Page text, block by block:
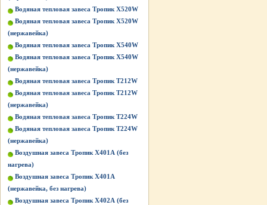
Водяная тепловая завеса Тропик X520W
Водяная тепловая завеса Тропик X520W
(нержавейка)
Водяная тепловая завеса Тропик X540W
Водяная тепловая завеса Тропик X540W
(нержавейка)
Водяная тепловая завеса Тропик Т212W
Водяная тепловая завеса Тропик Т212W
(нержавейка)
Водяная тепловая завеса Тропик Т224W
Водяная тепловая завеса Тропик Т224W
(нержавейка)
Воздушная завеса Тропик X401А (без
нагрева)
Воздушная завеса Тропик X401А
(нержавейка, без нагрева)
Воздушная завеса Тропик X402А (без